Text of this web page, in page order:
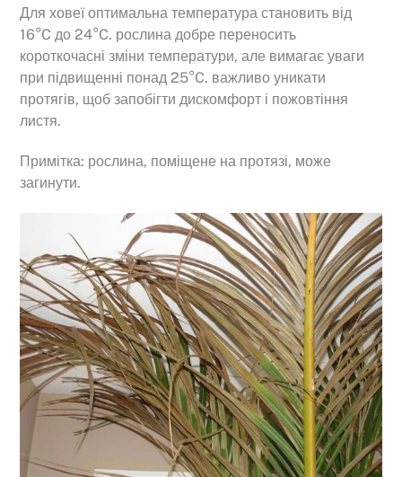
Для ховеї оптимальна температура становить від
16°C до 24°C. рослина добре переносить
короткочасні зміни температури, але вимагає уваги
при підвищенні понад 25°C. важливо уникати
протягів, щоб запобігти дискомфорт і пожовтіння
листя.
Примітка: рослина, поміщене на протязі, може
загинути.